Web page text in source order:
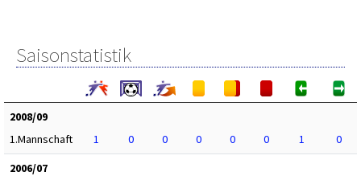
Saisonstatistik
2008/09
1.Mannschaft
1 0 0 0 0 0 1
0
2006/07